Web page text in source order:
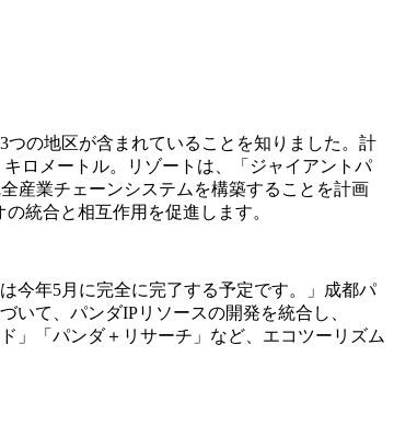
の地区が含まれていることを知りました。計
ロメートル。リゾートは、「ジャイアントパ
産業チェーンシステムを構築することを計画
統合と相互作用を促進します。
今年5月に完全に完了する予定です。」成都パ
て、パンダIPリソースの開発を統合し、
」「パンダ＋リサーチ」など、エコツーリズム